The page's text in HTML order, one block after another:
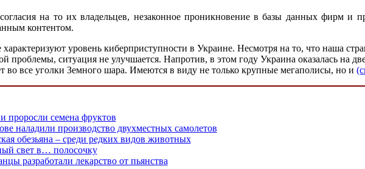
на то их владельцев, незаконное проникновение в базы данных фирм и
контентом.
уровень киберприступности в Украине. Несмотря на то, что наша
ситуация не улучшается. Напротив, в этом году Украина оказалась на
во все уголки Земного шара. Имеются в виду не только крупные мегаполисы, но и
проросли семена фруктов
наладили производство двухместных самолетов
обезьяна – среди редких видов животных
свет в… полосочку
разработали лекарство от пьянства